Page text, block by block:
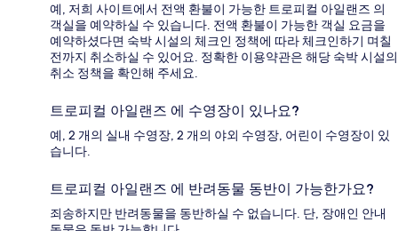
예, 저희 사이트에서 전액 환불이 가능한 트로피컬 아일랜즈 의
객실을 예약하실 수 있습니다. 전액 환불이 가능한 객실 요금을
예약하셨다면 숙박 시설의 체크인 정책에 따라 체크인하기 며칠
전까지 취소하실 수 있어요. 정확한 이용약관은 해당 숙박 시설의
취소 정책을 확인해 주세요.
트로피컬 아일랜즈 에 수영장이 있나요?
예, 2 개의 실내 수영장, 2 개의 야외 수영장, 어린이 수영장이 있
습니다.
트로피컬 아일랜즈 에 반려동물 동반이 가능한가요?
죄송하지만 반려동물을 동반하실 수 없습니다. 단, 장애인 안내